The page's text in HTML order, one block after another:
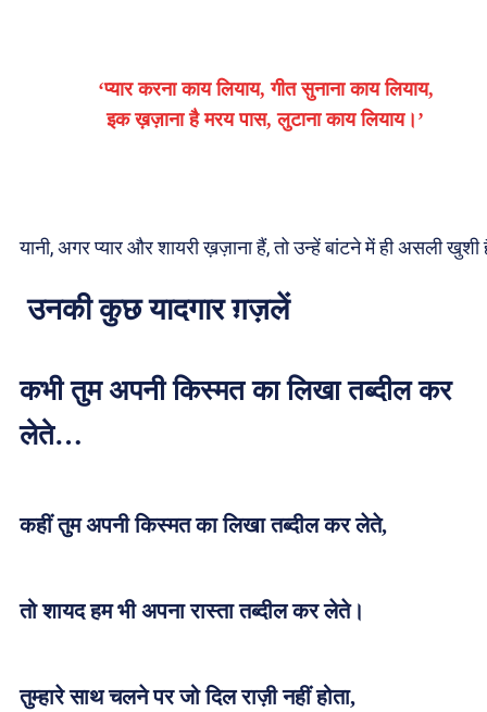
‘प्यार करना काय लियाय, गीत सुनाना काय लियाय,
इक ख़ज़ाना है मरय पास, लुटाना काय लियाय।’
यानी, अगर प्यार और शायरी ख़ज़ाना हैं, तो उन्हें बांटने में ही असली
उनकी कुछ यादगार ग़ज़लें
कभी तुम अपनी किस्मत का लिखा तब्दील कर
लेते…
कहीं तुम अपनी किस्मत का लिखा तब्दील कर लेते,
तो शायद हम भी अपना रास्ता तब्दील कर लेते।
तुम्हारे साथ चलने पर जो दिल राज़ी नहीं होता,